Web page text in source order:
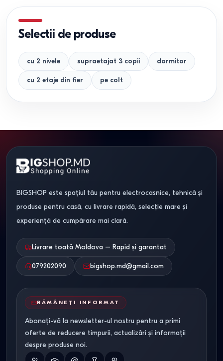
Selectii de produse
cu 2 nivele supraetajat 3 copii dormitor
cu 2 etaje din fier pe colt
BIGSHOP este spațiul tău pentru electrocasnice, tehnică și
produse pentru casă, cu livrare rapidă, selecție mare și
experiență de cumpărare mai clară.
Livrare toată Moldova – Rapid și garantat
079202090 bigshop.md@gmail.com
RĂMÂNEȚI INFORMAT
Abonați-vă la newsletter-ul nostru pentru a primi
oferte de reducere timpurii, actualizări și informații
despre produse noi.